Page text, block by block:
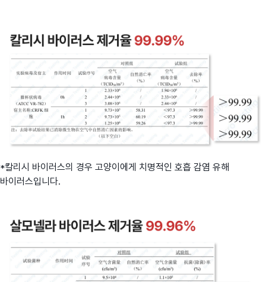
*칼리시 바이러스의 경우 고양이에게 치명적인 호흡 감염 유해
바이러스입니다.